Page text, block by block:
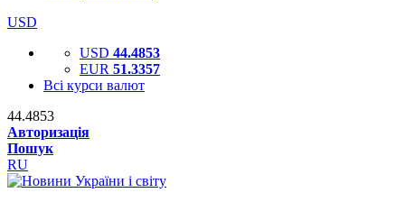
USD
USD 44.4853
EUR 51.3357
Всі курси валют
44.4853
Авторизація
Пошук
RU